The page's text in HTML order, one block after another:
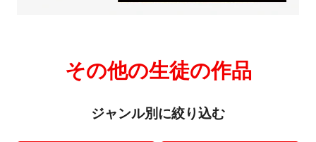
その他の生徒の作品
ジャンル別に絞り込む